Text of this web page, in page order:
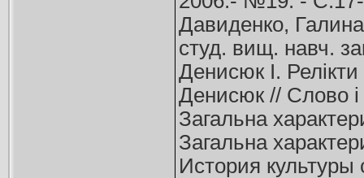
Давиденко, Галина
студ. вищ. навч.
Денисюк І.
Денисюк // Слово
Загальна
Загальна
История